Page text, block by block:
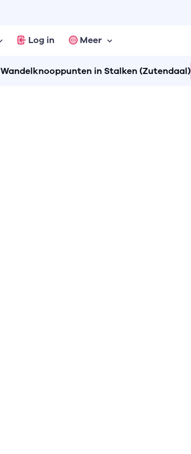
Log in Meer
Wandelknooppunten in Stalken (Zutendaal)